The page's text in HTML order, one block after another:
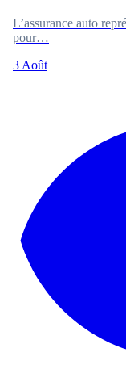
L’assurance auto
pour…
3 Août